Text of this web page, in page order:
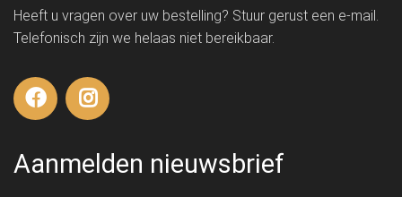
Heeft u vragen over uw bestelling? Stuur gerust een e-mail.
Telefonisch zijn we helaas niet bereikbaar.
Aanmelden nieuwsbrief